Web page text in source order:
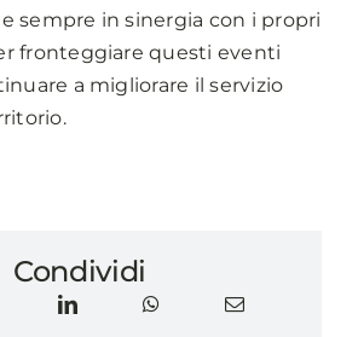
sempre in sinergia con i propri
fronteggiare questi eventi
a migliorare il servizio
Condividi